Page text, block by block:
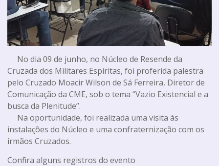
No dia 09 de junho, no Núcleo de Resende da
Cruzada dos Militares Espíritas, foi proferida palestra
pelo Cruzado Moacir Wilson de Sá Ferreira, Diretor de
Comunicação da CME, sob o tema “Vazio Existencial e a
busca da Plenitude”.
Na oportunidade, foi realizada uma visita às
instalações do Núcleo e uma confraternização com os
irmãos Cruzados.
Confira alguns registros do evento